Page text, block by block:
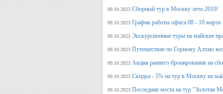
09.10.2023 Сборный тур в Москву лето 2019!
09.10.2023 График работы офиса 08 - 10 марта
09.10.2023 Экскурсионные туры на майские
09.10.2023 Путешествие по Горному Алтаю
09.10.2023 Акция раннего бронирования на
09.10.2023 Скидка - 5% на тур в Москву на
09.10.2023 Последние места на тур "Золотая